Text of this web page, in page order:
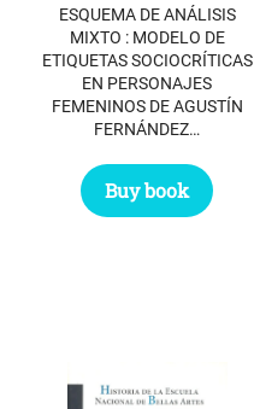
ESQUEMA DE ANÁLISIS
MIXTO : MODELO DE
ETIQUETAS SOCIOCRÍTICAS
EN PERSONAJES
FEMENINOS DE AGUSTÍN
FERNÁNDEZ…
Buy book